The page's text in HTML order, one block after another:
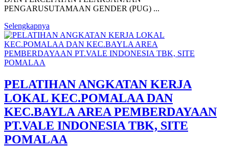
PENGARUSUTAMAAN GENDER (PUG) ...
Selengkapnya
PELATIHAN ANGKATAN KERJA
LOKAL KEC.POMALAA DAN
KEC.BAYLA AREA PEMBERDAYAAN
PT.VALE INDONESIA TBK, SITE
POMALAA